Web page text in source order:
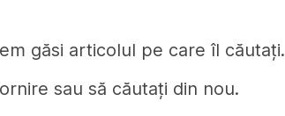
găsi articolul pe care îl căutați.
sau să căutați din nou.